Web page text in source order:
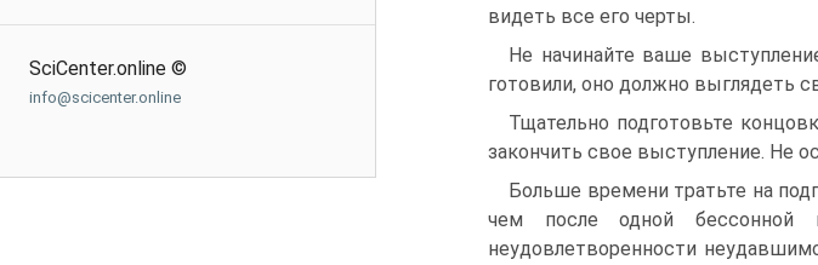
SciCenter.online ©
info@scicenter.online
видеть все его черты.
Не начинайте ваше
готовили, оно должно выглядеть
Тщательно подготовьте
закончить свое выступление. Не
Больше времени тратьте на
чем после одной бессонной
неудовлетворенности